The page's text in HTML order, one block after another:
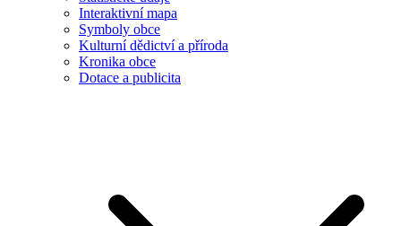
Interaktivní mapa
Symboly obce
Kulturní dědictví a příroda
Kronika obce
Dotace a publicita